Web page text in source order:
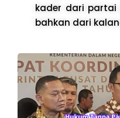
kader dari
bahkan dari